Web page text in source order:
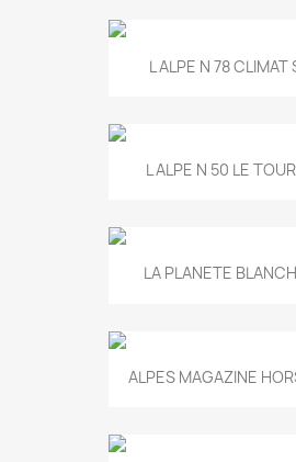
L ALPE N 78 CLIMAT
L ALPE N 50 LE
LA PLANETE
ALPES MAGAZINE